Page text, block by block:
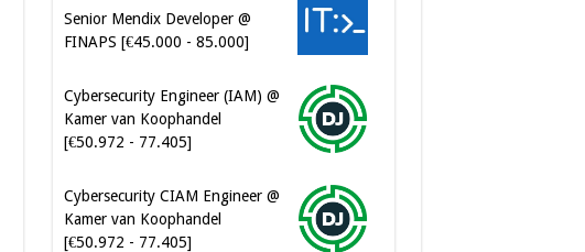
Senior Mendix Developer @
FINAPS [€45.000 - 85.000]
Cybersecurity Engineer (IAM) @
Kamer van Koophandel
[€50.972 - 77.405]
Cybersecurity CIAM Engineer @
Kamer van Koophandel
[€50.972 - 77.405]